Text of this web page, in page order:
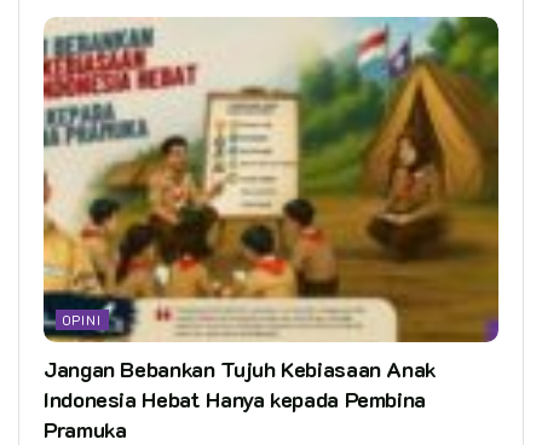
OPINI
Jangan Bebankan Tujuh Kebiasaan Anak
Indonesia Hebat Hanya kepada Pembina
Pramuka